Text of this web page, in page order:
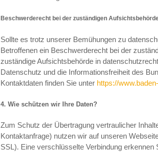
Beschwerderecht bei der zuständigen
Sollte es trotz unserer Bemühungen zu
Betroffenen ein Beschwerderecht bei der
zuständige Aufsichtsbehörde in
Datenschutz und die Informationsfreiheit des
Kontaktdaten finden Sie unter https://
4. Wie schützen wir Ihre Daten?
Zum Schutz der Übertragung vertraulicher
Kontaktanfrage) nutzen wir auf unseren
SSL). Eine verschlüsselte Verbindung